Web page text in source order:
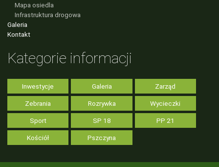
Mapa osiedla
Infrastruktura drogowa
Galeria
Kontakt
Kategorie informacji
Inwestycje Galeria Zarząd
Zebrania Rozrywka Wycieczki
Sport SP 18 PP 21
Kościół Pszczyna